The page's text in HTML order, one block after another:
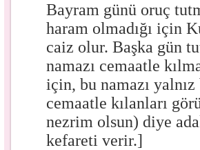
Bayram günü oruç
haram olmadığı için
caiz olur. Başka gün
namazı cemaatle
için, bu namazı yalnız
cemaatle kılanları
nezrim olsun) diye
kefareti verir.]